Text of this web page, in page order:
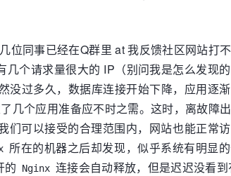
位同事已经在Q群里 at 我反馈社区网站打
几个请求量很大的 IP（别问我是怎么发现
没过多久，数据库连接开始下降，应用逐
几个应用准备应不时之需。这时，离故障
们可以接受的合理范围内，网站也能正常
所在的机器之后却发现，似乎系统有明显的
的 Nginx 连接会自动释放，但是迟迟没看到